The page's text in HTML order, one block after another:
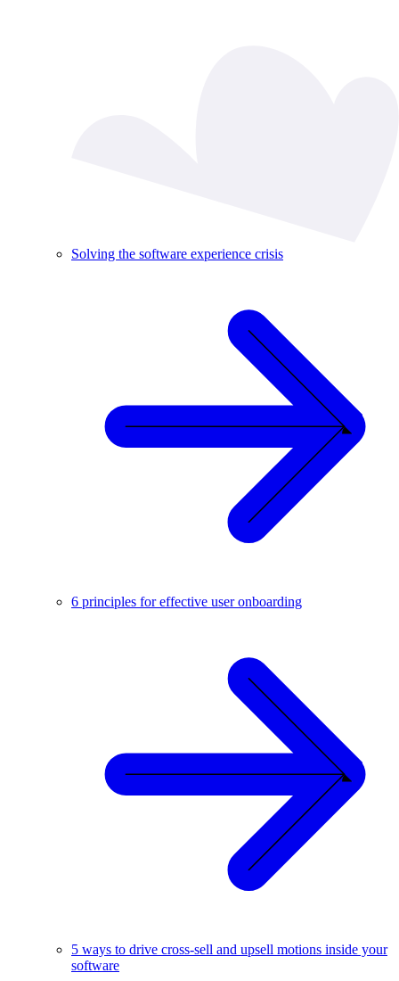
Solving the software experience crisis
6 principles for effective user onboarding
5 ways to drive cross-sell and upsell motions inside your
software